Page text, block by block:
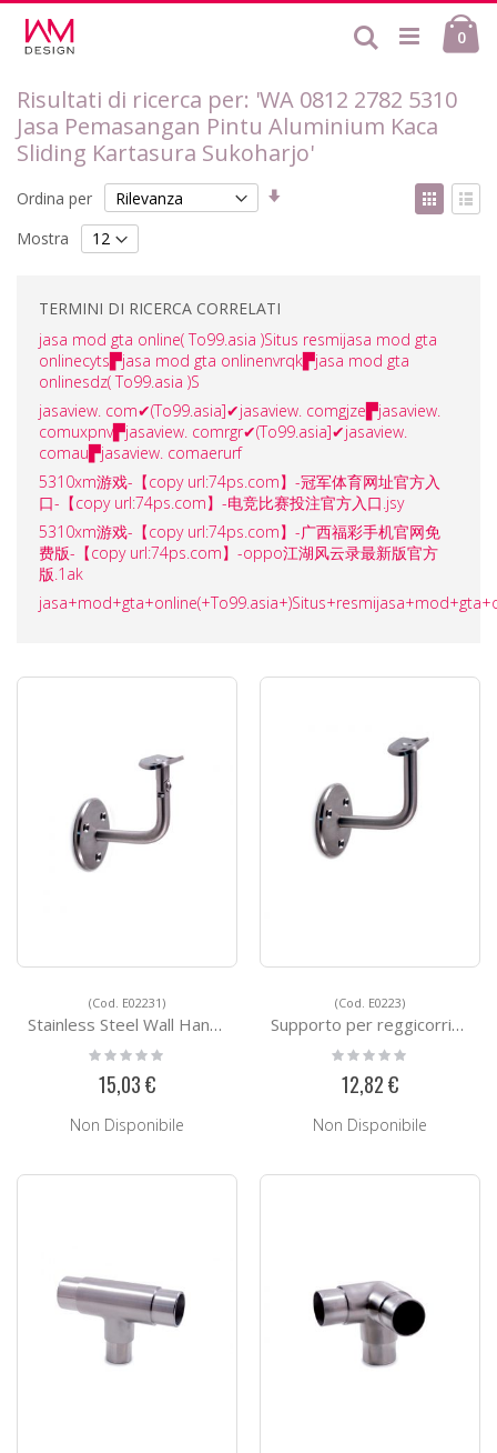
contenuto
0
Cerca
Risultati di ricerca per: 'WA 0812 2782 5310
Jasa Pemasangan Pintu Aluminium Kaca
Sliding Kartasura Sukoharjo'
Ordina per
Imposta
come
Mostra
TERMINI DI RICERCA CORRELATI
jasa mod gta online( To99.asia )Situs resmijasa mod gta
onlinecyts▛jasa mod gta onlinenvrqk▛jasa mod gta
onlinesdz( To99.asia )S
jasaview. com✔(To99.asia]✔jasaview. comgjze▛jasaview.
comuxpnv▛jasaview. comrgr✔(To99.asia]✔jasaview.
comau▛jasaview. comaerurf
5310xm游戏-【copy url:74ps.com】-冠军体育网址官方入
口-【copy url:74ps.com】-电竞比赛投注官方入口.jsy
5310xm游戏-【copy url:74ps.com】-广西福彩手机官网免
费版-【copy url:74ps.com】-oppo江湖风云录最新版官方
版.1ak
(Cod. E02231)
Stainless Steel Wall Handrail Support E02231
Rating:
0%
15,03 €
Non Disponibile
(Cod. E0223)
Supporto per reggicorrimano E0223
Rating:
0%
12,82 €
Non Disponibile